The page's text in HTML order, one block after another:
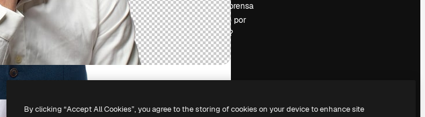
API
App móvel
Todas as
ferramentas
confiabilidade
Afiliados
Empresas
Sala de imprensa
Procurando por
magnific.ai?
Todos os direitos reservados.
By clicking “Accept All Cookies”, you agree to the storing of cookies on your device to enhance site